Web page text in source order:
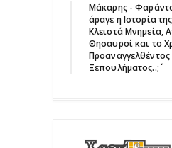
Μάκαρης -
άραγε η Ιστορία
Κλειστά Μνημεία,
Θησαυροί και το
Προαναγγελθέντος
Ξεπουλήματος..;΄΄